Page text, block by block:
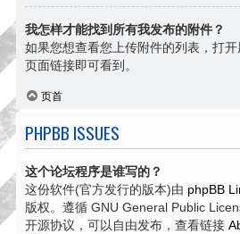
我怎样才能找到所有我发布的附件？
如果您想查看您上传附件的列表，打
页面链接即可看到。
页首
PHPBB ISSUES
这个论坛程序是谁写的？
这份软件(官方发行的版本)由 phpBB
版权。遵循 GNU General Public
开源协议，可以自由发布，查看链接